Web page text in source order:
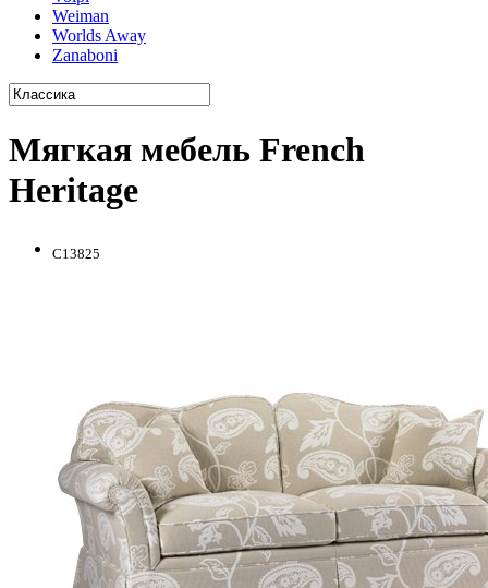
Weiman
Worlds Away
Zanaboni
Мягкая мебель French
Heritage
C13825